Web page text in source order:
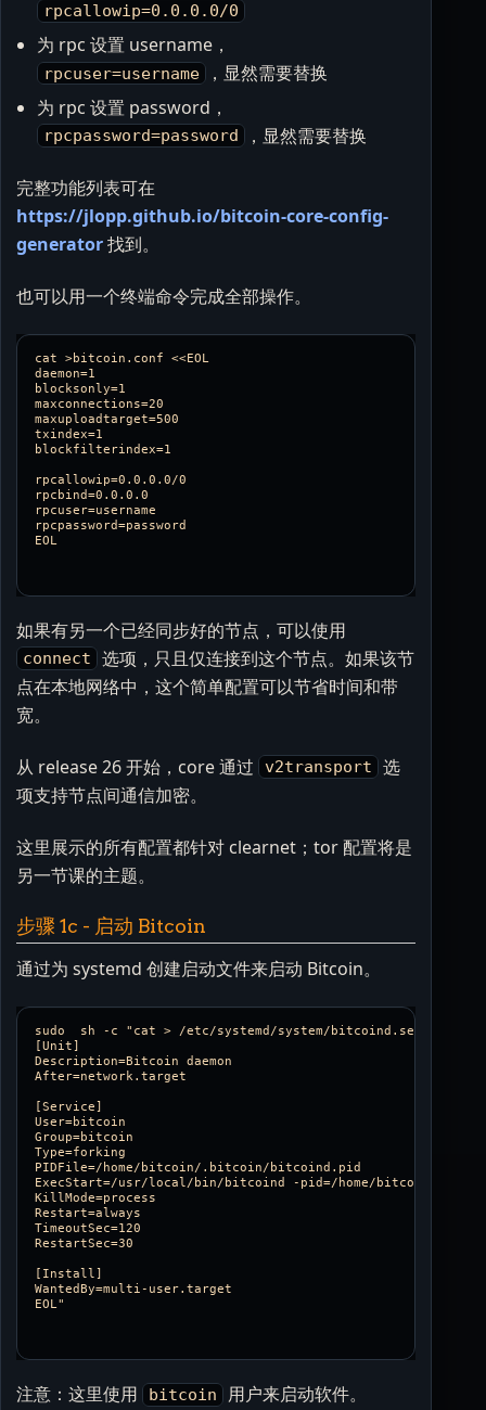
rpcallowip=0.0.0.0/0
为 rpc 设置 username，
rpcuser=username
，显然需要替换
为 rpc 设置 password，
rpcpassword=password ，显然需要替换
完整功能列表可在
https://jlopp.github.io/bitcoin-core-config-
generator找到。
也可以用一个终端命令完成全部操作。
cat >bitcoin.conf <<EOL
daemon=1
blocksonly=1
maxconnections=20
maxuploadtarget=500
txindex=1
blockfilterindex=1
rpcallowip=0.0.0.0/0
rpcbind=0.0.0.0
rpcuser=username
rpcpassword=password
如果有另一个已经同步好的节点，可以使用
connect
选项，只且仅连接到这个节点。如果该节
点在本地网络中，这个简单配置可以节省时间和带
宽。
从 release 26 开始，core 通过 v2transport
选
项支持节点间通信加密。
这里展示的所有配置都针对 clearnet；tor 配置将是
另一节课的主题。
步骤 1c - 启动 Bitcoin
通过为 systemd 创建启动文件来启动 Bitcoin。
sudo  sh -c "cat > /etc/systemd/system/bitcoind.service
[Unit]
Description=Bitcoin daemon
After=network.target
[Service]
User=bitcoin
Group=bitcoin
Type=forking
PIDFile=/home/bitcoin/.bitcoin/bitcoind.pid
ExecStart=/usr/local/bin/bitcoind -pid=/home/bitcoin/
KillMode=process
Restart=always
TimeoutSec=120
RestartSec=30
[Install]
WantedBy=multi-user.target
注意：这里使用 bitcoin 用户来启动软件。